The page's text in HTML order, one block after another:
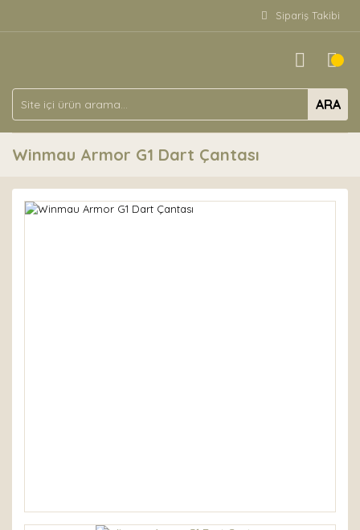
Sipariş Takibi
ARA
Winmau Armor G1 Dart Çantası